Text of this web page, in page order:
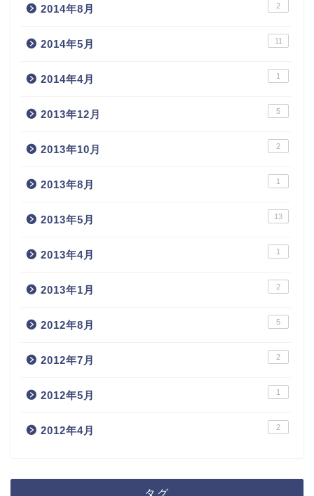
2014年8月 2
2014年5月 11
2014年4月 1
2013年12月 5
2013年10月 2
2013年8月 1
2013年5月 13
2013年4月 1
2013年1月 2
2012年8月 5
2012年7月 2
2012年5月 1
2012年4月 2
タグ